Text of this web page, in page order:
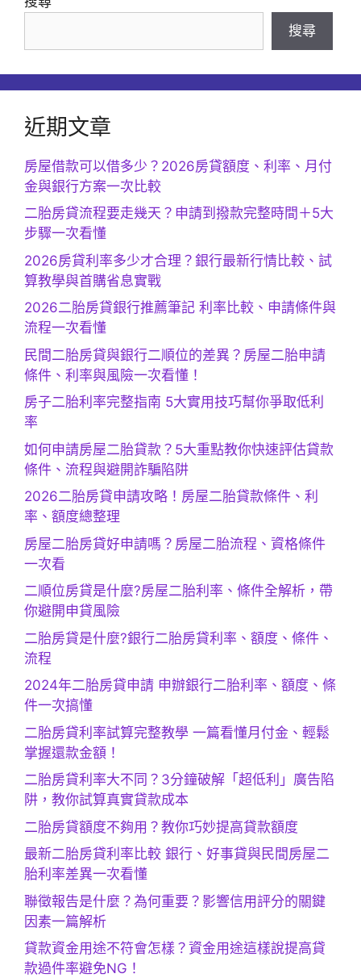
搜尋
近期文章
房屋借款可以借多少？2026房貸額度、利率、月付
金與銀行方案一次比較
二胎房貸流程要走幾天？申請到撥款完整時間＋5大
步驟一次看懂
2026房貸利率多少才合理？銀行最新行情比較、試
算教學與首購省息實戰
2026二胎房貸銀行推薦筆記 利率比較、申請條件與
流程一次看懂
民間二胎房貸與銀行二順位的差異？房屋二胎申請
條件、利率與風險一次看懂！
房子二胎利率完整指南 5大實用技巧幫你爭取低利
率
如何申請房屋二胎貸款？5大重點教你快速評估貸款
條件、流程與避開詐騙陷阱
2026二胎房貸申請攻略！房屋二胎貸款條件、利
率、額度總整理
房屋二胎房貸好申請嗎？房屋二胎流程、資格條件
一次看
二順位房貸是什麼?房屋二胎利率、條件全解析，帶
你避開申貸風險
二胎房貸是什麼?銀行二胎房貸利率、額度、條件、
流程
2024年二胎房貸申請 申辦銀行二胎利率、額度、條
件一次搞懂
二胎房貸利率試算完整教學 一篇看懂月付金、輕鬆
掌握還款金額！
二胎房貸利率大不同？3分鐘破解「超低利」廣告陷
阱，教你試算真實貸款成本
二胎房貸額度不夠用？教你巧妙提高貸款額度
最新二胎房貸利率比較 銀行、好事貸與民間房屋二
胎利率差異一次看懂
聯徵報告是什麼？為何重要？影響信用評分的關鍵
因素一篇解析
貸款資金用途不符會怎樣？資金用途這樣說提高貸
款過件率避免NG！